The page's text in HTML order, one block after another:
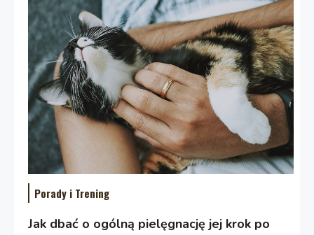
Porady i Trening
Jak dbać o ogólną pielęgnację jej krok po